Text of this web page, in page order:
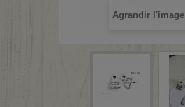
Agrandir l'image